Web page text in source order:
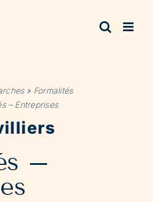
» Formalités
– Entreprises
–